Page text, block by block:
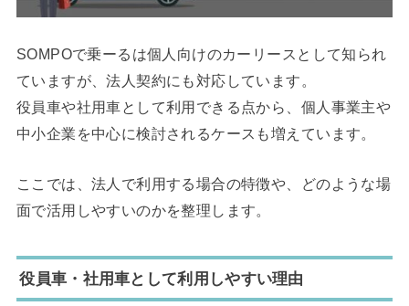
SOMPOで乗ーるは個人向けのカーリースとして知られ
ていますが、法人契約にも対応しています。
役員車や社用車として利用できる点から、個人事業主や
中小企業を中心に検討されるケースも増えています。
ここでは、法人で利用する場合の特徴や、どのような場
面で活用しやすいのかを整理します。
役員車・社用車として利用しやすい理由